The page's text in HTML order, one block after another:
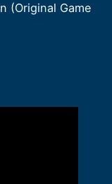
(Original Game